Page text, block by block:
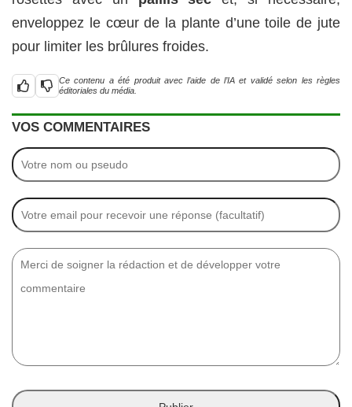
enveloppez le cœur de la plante d’une toile de jute
pour limiter les brûlures froides.
Ce contenu a été produit avec l’aide de l’IA et validé selon les règles
éditoriales du média.
VOS COMMENTAIRES